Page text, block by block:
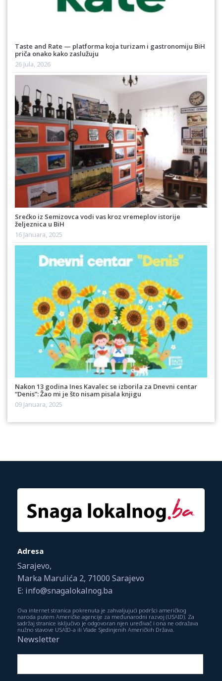
Taste and Rate — platforma koja turizam i gastronomiju BiH
priča onako kako zaslužuju
26 Jula, 2026
Srećko iz Semizovca vodi vas kroz vremeplov istorije
željeznica u BiH
16 Januara, 2025
Nakon 13 godina Ines Kavalec se izborila za Dnevni centar
“Denis”: Žao mi je što nisam pisala knjigu
09 Januara, 2025
Adresa
Sarajevo,
Marka Marulića 2, 71000 Sarajevo
E: info@snagalokalnog.ba
Ova internet stranica pokrenuta je zahvaljujući podršci američkog
naroda putem Američke agencije za međunarodni razvoj (USAID). Za
sadržaj stranice isključivo je odgovoran njen uređivač i ona ne odražava
nužno stavove USAID-a ili Vlade Sjedinjenih Američkih Država.
Newsletter